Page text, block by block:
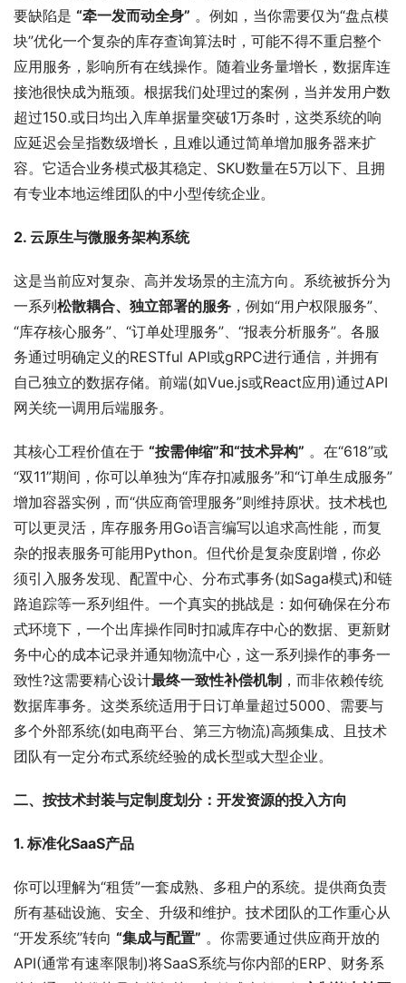
要缺陷是 “牵一发而动全身” 。例如，当你需要仅为“盘点模
块”优化一个复杂的库存查询算法时，可能不得不重启整个
应用服务，影响所有在线操作。随着业务量增长，数据库连
接池很快成为瓶颈。根据我们处理过的案例，当并发用户数
超过150.或日均出入库单据量突破1万条时，这类系统的响
应延迟会呈指数级增长，且难以通过简单增加服务器来扩
容。它适合业务模式极其稳定、SKU数量在5万以下、且拥
有专业本地运维团队的中小型传统企业。
2. 云原生与微服务架构系统
这是当前应对复杂、高并发场景的主流方向。系统被拆分为
一系列松散耦合、独立部署的服务 ，例如“用户权限服务”、
“库存核心服务”、“订单处理服务”、“报表分析服务”。各服
务通过明确定义的RESTful API或gRPC进行通信，并拥有
自己独立的数据存储。前端(如Vue.js或React应用)通过API
网关统一调用后端服务。
其核心工程价值在于 “按需伸缩”和“技术异构” 。在“618”或
“双11”期间，你可以单独为“库存扣减服务”和“订单生成服务”
增加容器实例，而“供应商管理服务”则维持原状。技术栈也
可以更灵活，库存服务用Go语言编写以追求高性能，而复
杂的报表服务可能用Python。但代价是复杂度剧增，你必
须引入服务发现、配置中心、分布式事务(如Saga模式)和链
路追踪等一系列组件。一个真实的挑战是：如何确保在分布
式环境下，一个出库操作同时扣减库存中心的数据、更新财
务中心的成本记录并通知物流中心，这一系列操作的事务一
致性?这需要精心设计最终一致性补偿机制 ，而非依赖传统
数据库事务。这类系统适用于日订单量超过5000、需要与
多个外部系统(如电商平台、第三方物流)高频集成、且技术
团队有一定分布式系统经验的成长型或大型企业。
二、按技术封装与定制度划分：开发资源的投入方向
1. 标准化SaaS产品
你可以理解为“租赁”一套成熟、多租户的系统。提供商负责
所有基础设施、安全、升级和维护。技术团队的工作重心从
“开发系统”转向 “集成与配置” 。你需要通过供应商开放的
API(通常有速率限制)将SaaS系统与你内部的ERP、财务系